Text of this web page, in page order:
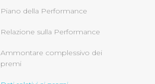
pubblicità e social media,
desiderati e le terze parti
Piano della Performance
Relazione sulla Performance
Ammontare complessivo dei
premi